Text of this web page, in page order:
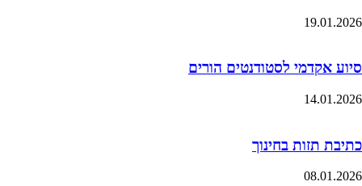
19.01.2026
סיוע אקדמי לסטודנטים הורים
14.01.2026
כתיבת תזות בחינוך
08.01.2026